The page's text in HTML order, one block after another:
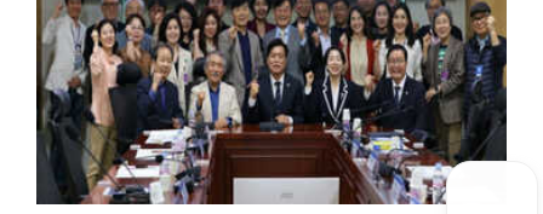
부탁드립니다.
사회자는 “기술로 인간의 감성을 이해하고, 예술이 미래의 상상을
확장하는 시대”라고 소개하며 축제의 방향성을 설명했다.
개막식에서는 전국의 테크아트 리더와 운영위원들이 아바타와 함께
무대에 오르며 새로운 방식의 소개가 이뤄졌다. 특히 AI 연구자,
공연예술가, 로봇공학자, 영화평론가, 대학 학과장, 벤처·ICT 협회 대표
이 토론회는 24일 국회의원회관 제5간담회실에서 '글로벌 테크아트
허브 대전, 대한민국 미래 전략을 논하다'를 주제로 개최됐다.
이날 행사에는 주최 측인 조 의원과 황정아 의원(더불어민주당,
유성구을)을 비롯, 주제발표자로 김명석 KAIST 산업디자인과
명예교수, 안기돈 충남대 과학기술지식연구소장(경제학과 교수) 등이
참석했다.